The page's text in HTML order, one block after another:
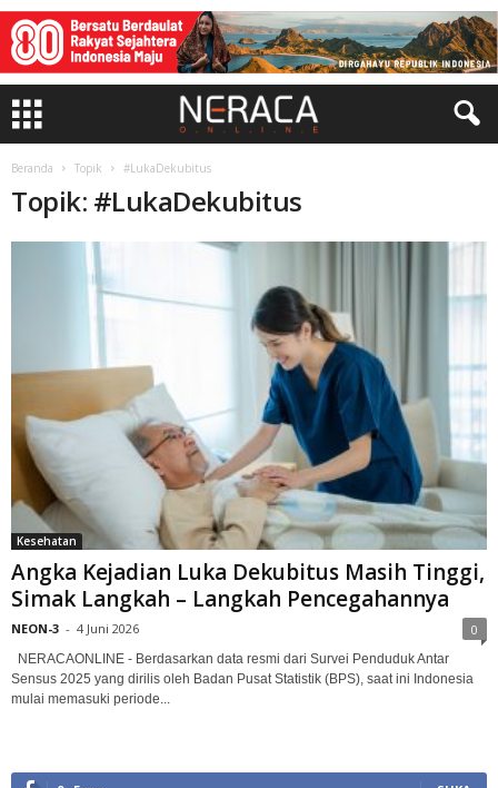
Beranda Topik #LukaDekubitus
Topik: #LukaDekubitus
Kesehatan
Angka Kejadian Luka Dekubitus Masih Tinggi,
Simak Langkah – Langkah Pencegahannya
NEON-3 - 4 Juni 2026 0
NERACAONLINE - Berdasarkan data resmi dari Survei Penduduk Antar
Sensus 2025 yang dirilis oleh Badan Pusat Statistik (BPS), saat ini Indonesia
mulai memasuki periode...